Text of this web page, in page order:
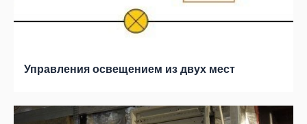
Управления освещением из двух мест